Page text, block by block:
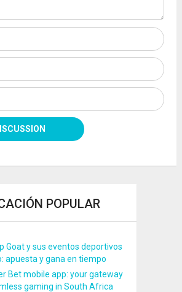
POPULAR
Goat y sus eventos deportivos
apuesta y gana en tiempo
Bet mobile app: your gateway
gaming in South Africa